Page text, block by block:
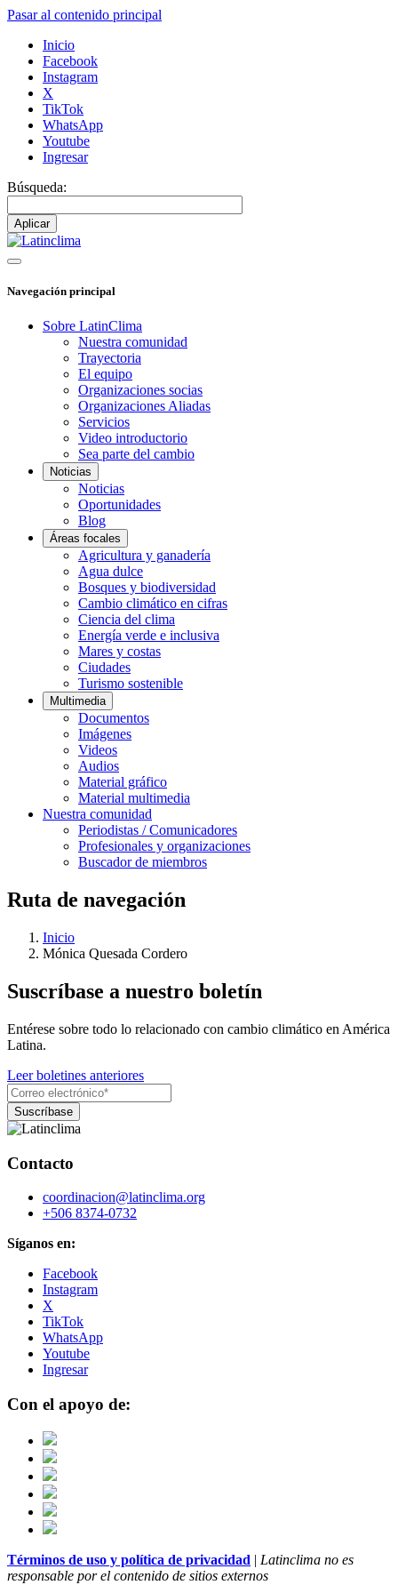
Pasar al contenido principal
Inicio
Facebook
Instagram
X
TikTok
WhatsApp
Youtube
Ingresar
Búsqueda:
Navegación principal
Sobre LatinClima
Nuestra comunidad
Trayectoria
El equipo
Organizaciones socias
Organizaciones Aliadas
Servicios
Video introductorio
Sea parte del cambio
Noticias
Noticias
Oportunidades
Blog
Áreas focales
Agricultura y ganadería
Agua dulce
Bosques y biodiversidad
Cambio climático en cifras
Ciencia del clima
Energía verde e inclusiva
Mares y costas
Ciudades
Turismo sostenible
Multimedia
Documentos
Imágenes
Videos
Audios
Material gráfico
Material multimedia
Nuestra comunidad
Periodistas / Comunicadores
Profesionales y organizaciones
Buscador de miembros
Ruta de navegación
Inicio
Mónica Quesada Cordero
Suscríbase a nuestro boletín
Entérese sobre todo lo relacionado con cambio climático en América
Latina.
Leer boletines anteriores
Contacto
coordinacion@latinclima.org
+506 8374-0732
Síganos en:
Facebook
Instagram
X
TikTok
WhatsApp
Youtube
Ingresar
Con el apoyo de:
Términos de uso y política de privacidad | Latinclima no es
responsable por el contenido de sitios externos